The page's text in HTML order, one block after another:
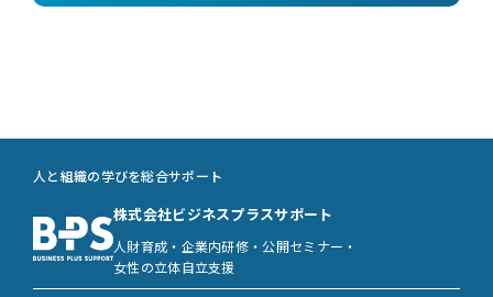
人と組織の学びを総合サポート
株式会社ビジネスプラスサポート
人財育成・企業内研修・公開セミナー・
女性の立体自立支援